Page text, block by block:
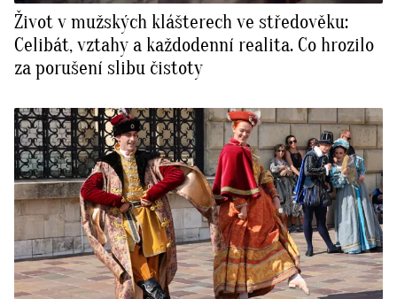
Život v mužských klášterech ve středověku:
Celibát, vztahy a každodenní realita. Co hrozilo
za porušení slibu čistoty